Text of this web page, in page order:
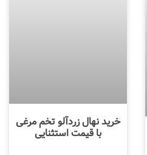
خرید نهال زردآلو تخم مرغی
با قیمت استثنایی